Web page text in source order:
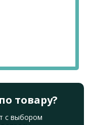
товару?
с выбором